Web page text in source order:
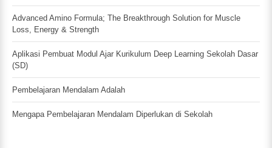
Advanced Amino Formula; The Breakthrough Solution for Muscle
Loss, Energy & Strength
Aplikasi Pembuat Modul Ajar Kurikulum Deep Learning Sekolah Dasar
(SD)
Pembelajaran Mendalam Adalah
Mengapa Pembelajaran Mendalam Diperlukan di Sekolah